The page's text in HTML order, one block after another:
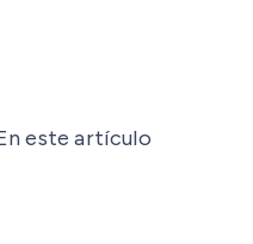
este artículo